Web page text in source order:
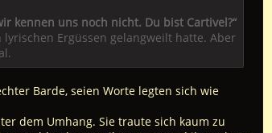
kennen uns noch nicht. Du bist Cartivel?“
Ergüssen gelangweilt hatte. Aber
Barde, seien Worte legten sich wie
dem Umhang. Sie traute sich kaum zu